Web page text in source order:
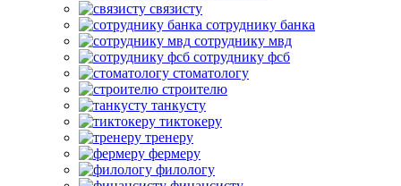
связисту
сотруднику банка
сотруднику мвд
сотруднику фсб
стоматологу
строителю
танкусту
тиктокеру
тренеру
фермеру
филологу